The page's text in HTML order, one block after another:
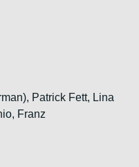
Patrick Fett, Lina
Franz